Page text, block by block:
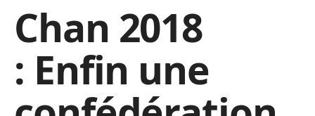
Chan 2018
: Enfin une